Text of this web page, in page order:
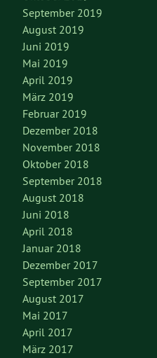
September 2019
August 2019
Juni 2019
Mai 2019
April 2019
März 2019
Februar 2019
Dezember 2018
November 2018
Oktober 2018
September 2018
August 2018
Juni 2018
April 2018
Januar 2018
Dezember 2017
September 2017
August 2017
Mai 2017
April 2017
März 2017